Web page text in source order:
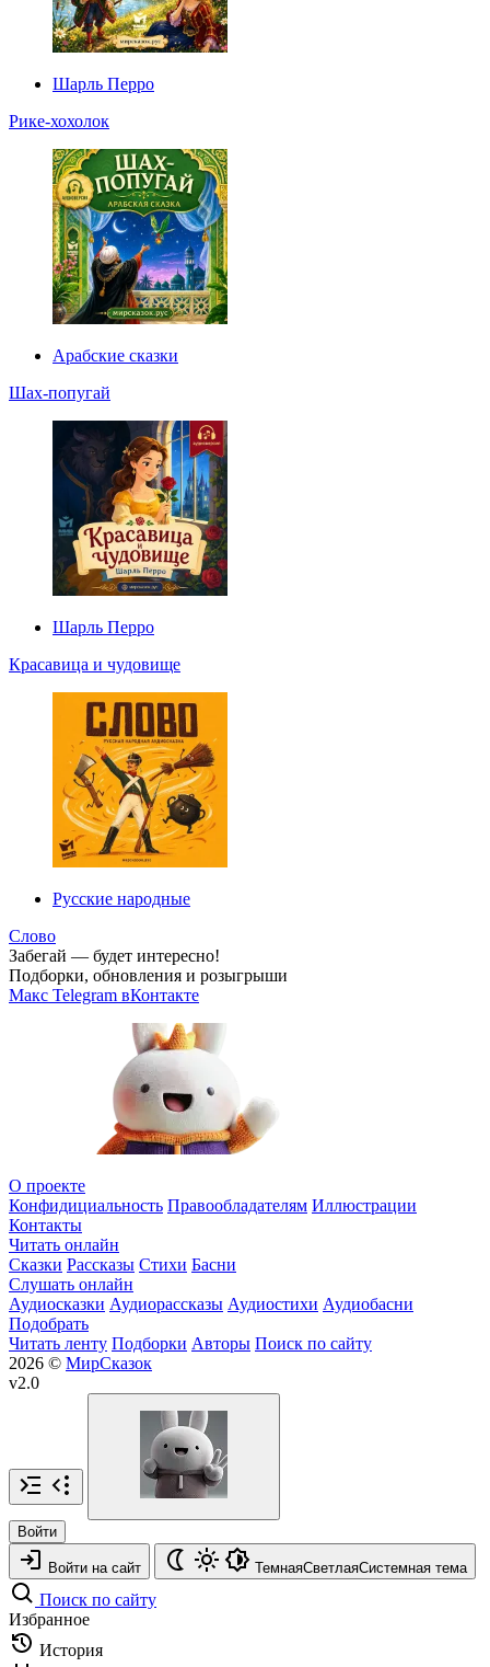
Шарль Перро
Рике-хохолок
Арабские сказки
Шах-попугай
Шарль Перро
Красавица и чудовище
Русские народные
Слово
Забегай — будет интересно!
Подборки, обновления и розыгрыши
Макс Telegram вКонтакте
О проекте
Конфидициальность Правообладателям Иллюстрации
Контакты
Читать онлайн
Сказки Рассказы Стихи Басни
Слушать онлайн
Аудиосказки Аудиорассказы Аудиостихи Аудиобасни
Подобрать
Читать ленту Подборки Авторы Поиск по сайту
2026 © МирСказок
v2.0
Войти
Войти на сайт ТемнаяСветлаяСистемная тема
Поиск по сайту
Избранное
История